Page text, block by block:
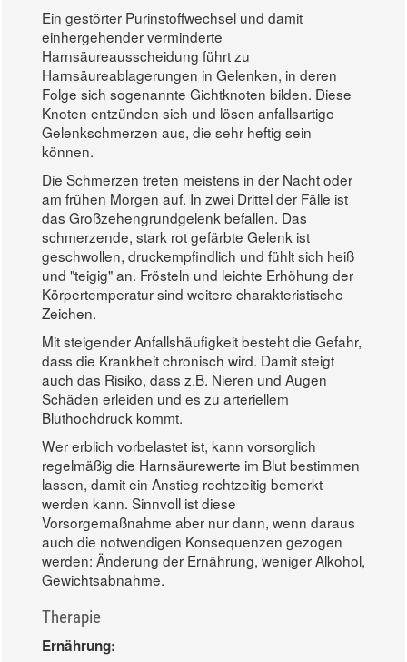
Ein gestörter Purinstoffwechsel und damit
einhergehender verminderte
Harnsäureausscheidung führt zu
Harnsäureablagerungen in Gelenken, in deren
Folge sich sogenannte Gichtknoten bilden. Diese
Knoten entzünden sich und lösen anfallsartige
Gelenkschmerzen aus, die sehr heftig sein
können.
Die Schmerzen treten meistens in der Nacht oder
am frühen Morgen auf. In zwei Drittel der Fälle ist
das Großzehengrundgelenk befallen. Das
schmerzende, stark rot gefärbte Gelenk ist
geschwollen, druckempfindlich und fühlt sich heiß
und "teigig" an. Frösteln und leichte Erhöhung der
Körpertemperatur sind weitere charakteristische
Zeichen.
Mit steigender Anfallshäufigkeit besteht die Gefahr,
dass die Krankheit chronisch wird. Damit steigt
auch das Risiko, dass z.B. Nieren und Augen
Schäden erleiden und es zu arteriellem
Bluthochdruck kommt.
Wer erblich vorbelastet ist, kann vorsorglich
regelmäßig die Harnsäurewerte im Blut bestimmen
lassen, damit ein Anstieg rechtzeitig bemerkt
werden kann. Sinnvoll ist diese
Vorsorgemaßnahme aber nur dann, wenn daraus
auch die notwendigen Konsequenzen gezogen
werden: Änderung der Ernährung, weniger Alkohol,
Gewichtsabnahme.
Therapie
Ernährung: